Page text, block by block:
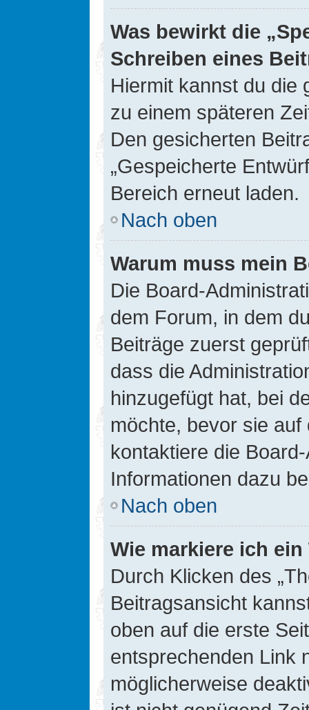
Was bewirkt die
Schreiben eines
Hiermit kannst du die
zu einem späteren
Den gesicherten
„Gespeicherte
Bereich erneut laden.
Nach oben
Warum muss mein
Die Board-
dem Forum, in dem
Beiträge zuerst
dass die
hinzugefügt hat, bei
möchte, bevor sie
kontaktiere die
Informationen dazu
Nach oben
Wie markiere ich
Durch Klicken des
Beitragsansicht
oben auf die erste
entsprechenden Link
möglicherweise